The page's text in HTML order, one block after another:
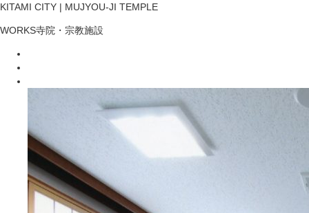
KITAMI CITY | MUJYOU-JI TEMPLE
WORKS寺院・宗教施設